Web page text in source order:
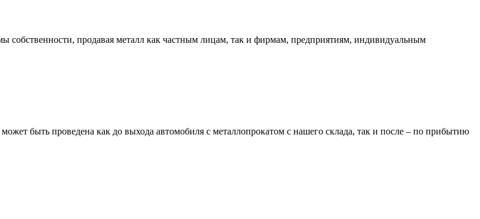
собственности, продавая металл как частным лицам, так и фирмам, предприятиям, индивидуальным
быть проведена как до выхода автомобиля с металлопрокатом с нашего склада, так и после – по прибытию